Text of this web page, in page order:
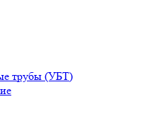
трубы (УБТ)